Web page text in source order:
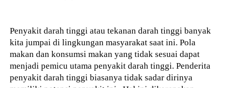
Penyakit darah tinggi atau tekanan darah tinggi banyak
kita jumpai di lingkungan masyarakat saat ini. Pola
makan dan konsumsi makan yang tidak sesuai dapat
menjadi pemicu utama penyakit darah tinggi. Penderita
penyakit darah tinggi biasanya tidak sadar dirinya